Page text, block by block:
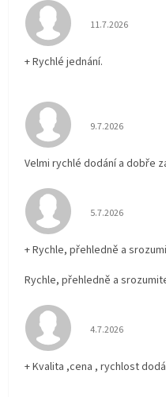
Hodnocení
11.7.2026
+ Rychlé jednání.
Hodnocení
9.7.2026
Velmi rychlé dodání a dobře
Hodnocení
5.7.2026
+ Rychle, přehledně a
Rychle, přehledně a
Hodnocení
4.7.2026
+ Kvalita ,cena , rychlost